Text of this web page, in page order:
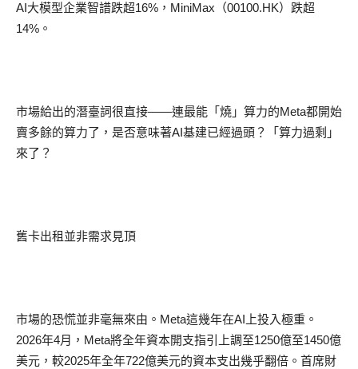
AI大模型企業智譜跌超16% ， MiniMax （00100.HK）跌超
14% 。
市場給出的潛臺詞很直接——連最能 「 燒 」 算力的Meta都開始
賣多餘的算力了 ，是否意味著AI基建已經過頭？ 「 算力過剩 」
來了？
舊卡出租並非需求見頂
市場的恐慌並非毫無來由。 Meta這幾年在AI 上投入極重。
2026年4月， Meta將全年資本開支指引上調至1250億至1450億
美元，較2025年全年722億美元的資本支出幾乎翻倍 。首席財